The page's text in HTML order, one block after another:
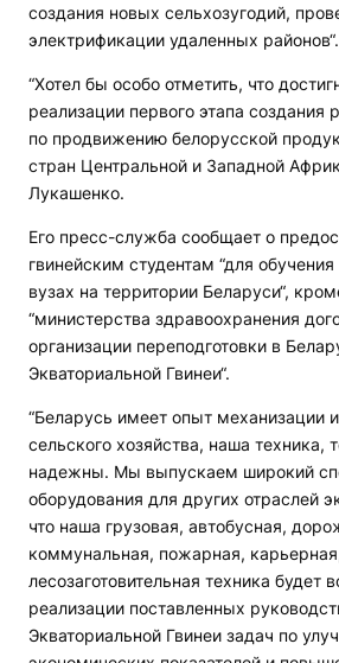
создания новых сельхозугодий,
электрификации удаленных районов“.
“Хотел бы особо отметить, что
реализации первого этапа создания
по продвижению белорусской
стран Центральной и Западной
Лукашенко.
Его пресс-служба сообщает о
гвинейским студентам “для
вузах на территории Беларуси“,
“министерства здравоохранения
организации переподготовки в
Экваториальной Гвинеи“.
“Беларусь имеет опыт механизации
сельского хозяйства, наша техника,
надежны. Мы выпускаем широкий
оборудования для других отраслей
что наша грузовая, автобусная,
коммунальная, пожарная,
лесозаготовительная техника будет
реализации поставленных
Экваториальной Гвинеи задач по